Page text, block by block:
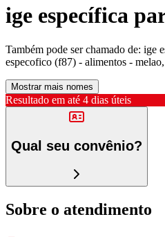
ige específica
Também pode ser chamado de: ige
especofico (f87) - alimentos -
Mostrar mais nomes
Resultado em até 4 dias úteis
Qual seu convênio?
Sobre o atendimento